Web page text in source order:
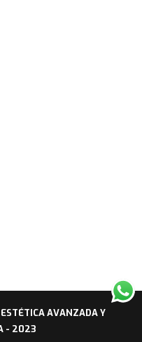
AVANZADA Y
- 2023